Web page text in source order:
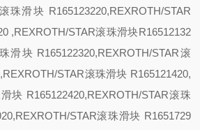
珠滑块 R165123220,REXROTH/STAR
,REXROTH/STAR滚珠滑块R16512132
滑块 R165122320,REXROTH/STAR滚
STAR滚珠滑块 R165121420,
块 R165122420,REXROTH/STAR滚珠
STAR滚珠滑块 R1651729